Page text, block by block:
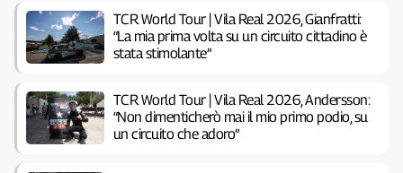
TCR World Tour | Vila Real 2026, Gianfratti:
“La mia prima volta su un circuito cittadino è
stata stimolante”
TCR World Tour | Vila Real 2026, Andersson:
“Non dimenticherò mai il mio primo podio, su
un circuito che adoro”